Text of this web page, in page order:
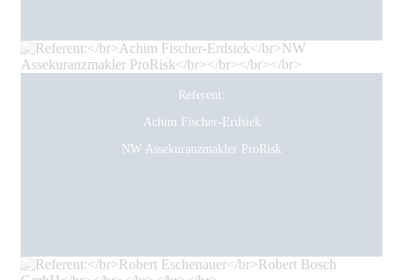
Referent:
Achim Fischer-Erdsiek
NW Assekuranzmakler ProRisk